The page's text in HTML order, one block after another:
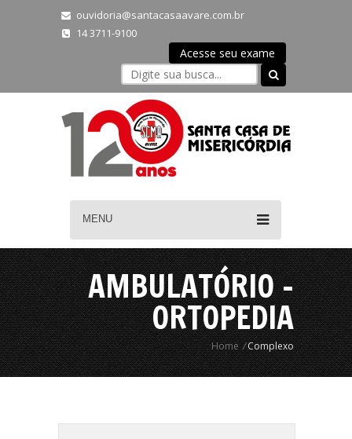
ouvidoria@santacasaavare.com.br
14 3711-9100
Acesse seu exame
MENU
AMBULATÓRIO -
ORTOPEDIA
Home /Complexo